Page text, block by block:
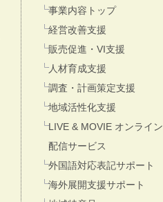
事業内容トップ
経営改善支援
販売促進・VI支援
人材育成支援
調査・計画策定支援
地域活性化支援
LIVE & MOVIE オンライン
配信サービス
外国語対応表記サポート
海外展開支援サポート